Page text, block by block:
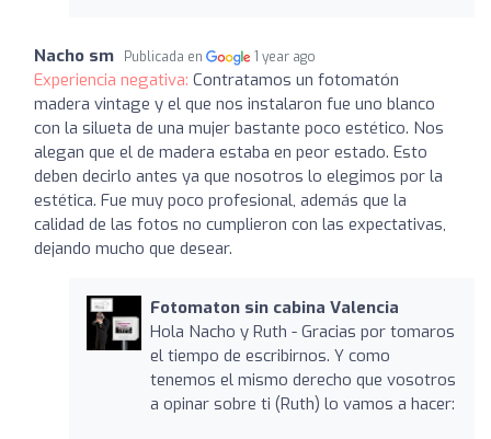
Nacho sm Publicada en 1 year ago
Experiencia negativa: Contratamos un fotomatón
madera vintage y el que nos instalaron fue uno blanco
con la silueta de una mujer bastante poco estético. Nos
alegan que el de madera estaba en peor estado. Esto
deben decirlo antes ya que nosotros lo elegimos por la
estética. Fue muy poco profesional, además que la
calidad de las fotos no cumplieron con las expectativas,
dejando mucho que desear.
Fotomaton sin cabina Valencia
Hola Nacho y Ruth - Gracias por tomaros
el tiempo de escribirnos. Y como
tenemos el mismo derecho que vosotros
a opinar sobre ti (Ruth) lo vamos a hacer: